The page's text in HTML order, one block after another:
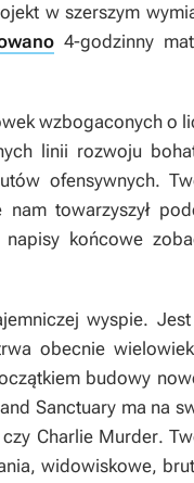
w szerszym
4-godzinny
wzbogaconych o
linii rozwoju
ofensywnych.
towarzyszył
końcowe
wyspie.
obecnie
budowy
Sanctuary ma na
czy Charlie Murder.
widowiskowe,